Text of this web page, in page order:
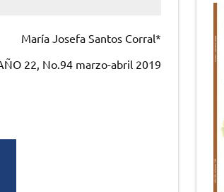
María Josefa Santos Corral*
22, No.94 marzo-abril 2019